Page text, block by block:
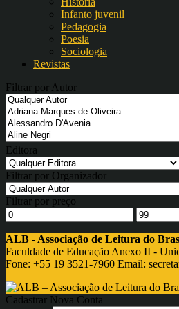
Infanto juvenil
Pedagogia
Poesia
Sociologia
Revistas
Filtrar por Autor
Editora
Filtrar por Organizador
Filtrar por preço
ALB - Associação de Leitura do
Faculdade de Educação Anexo II -
Fone: +55 19 3521-7960 Email:
Cadastrar Nova Conta